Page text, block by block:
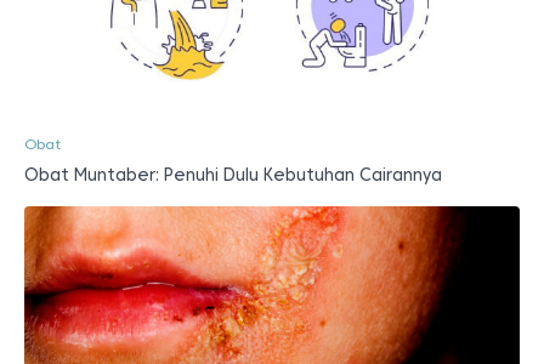
Obat
Obat Muntaber: Penuhi Dulu Kebutuhan Cairannya